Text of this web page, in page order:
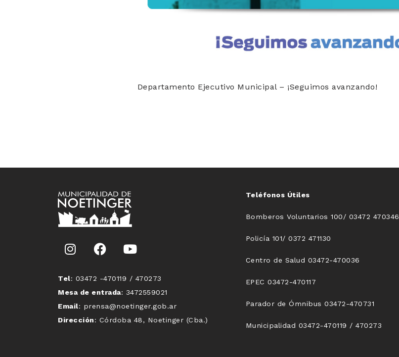
Departamento Ejecutivo Municipal – ¡Seguimos avanzando!
Tel: 03472 -470119 / 470273
Mesa de entrada: 3472559021
Email: prensa@noetinger.gob.ar
Dirección: Córdoba 48, Noetinger (Cba.)
Teléfonos Útiles
Bomberos Voluntarios 100/ 03472 470346
Policía 101/ 0372 471130
Centro de Salud 03472-470036
EPEC 03472-470117
Parador de Ómnibus 03472-470731
Municipalidad 03472-470119 / 470273